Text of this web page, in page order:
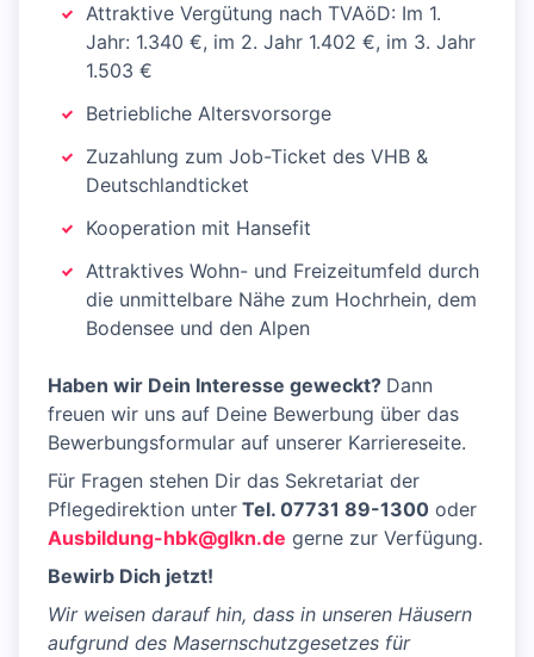
Attraktive Vergütung nach TVAöD: Im 1.
Jahr: 1.340 €, im 2. Jahr 1.402 €, im 3. Jahr
1.503 €
Betriebliche Altersvorsorge
Zuzahlung zum Job-Ticket des VHB &
Deutschlandticket
Kooperation mit Hansefit
Attraktives Wohn- und Freizeitumfeld durch
die unmittelbare Nähe zum Hochrhein, dem
Bodensee und den Alpen
Haben wir Dein Interesse geweckt? Dann
freuen wir uns auf Deine Bewerbung über das
Bewerbungsformular auf unserer Karriereseite.
Für Fragen stehen Dir das Sekretariat der
Pflegedirektion unter Tel. 07731 89-1300 oder
Ausbildung-hbk@glkn.de gerne zur Verfügung.
Bewirb Dich jetzt!
Wir weisen darauf hin, dass in unseren Häusern
aufgrund des Masernschutzgesetzes für